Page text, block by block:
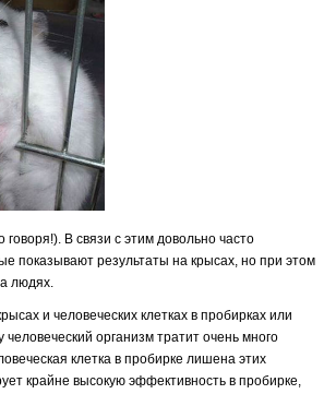
В связи с этим довольно часто
показывают результаты на крысах, но при этом
людях.
и человеческих клетках в пробирках или
организм тратит очень много
клетка в пробирке лишена этих
крайне высокую эффективность в пробирке,